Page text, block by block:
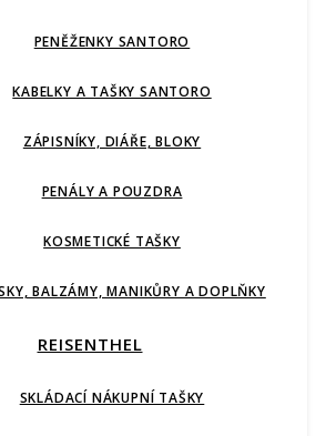
PENĚŽENKY SANTORO
KABELKY A TAŠKY SANTORO
ZÁPISNÍKY, DIÁŘE, BLOKY
PENÁLY A POUZDRA
KOSMETICKÉ TAŠKY
BALZÁMY, MANIKŮRY A DOPLŇKY
REISENTHEL
SKLÁDACÍ NÁKUPNÍ TAŠKY